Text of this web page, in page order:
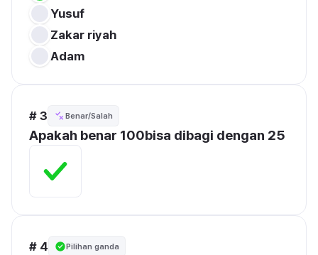
Yusuf
Zakar riyah
Adam
# 3 Benar/Salah
Apakah benar 100bisa dibagi dengan 25
# 4 Pilihan ganda